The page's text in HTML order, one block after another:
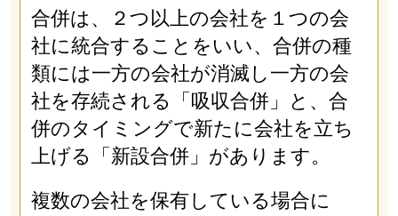
合併は、２つ以上の会社を１つの会
社に統合することをいい、合併の種
類には一方の会社が消滅し一方の会
社を存続される「吸収合併」と、合
併のタイミングで新たに会社を立ち
上げる「新設合併」があります。
複数の会社を保有している場合に